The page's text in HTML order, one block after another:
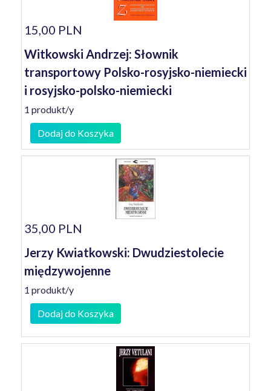
15,00 PLN
Witkowski Andrzej: Słownik
transportowy Polsko-rosyjsko-niemiecki
i rosyjsko-polsko-niemiecki
1 produkt/y
Dodaj do Koszyka
35,00 PLN
Jerzy Kwiatkowski: Dwudziestolecie
międzywojenne
1 produkt/y
Dodaj do Koszyka